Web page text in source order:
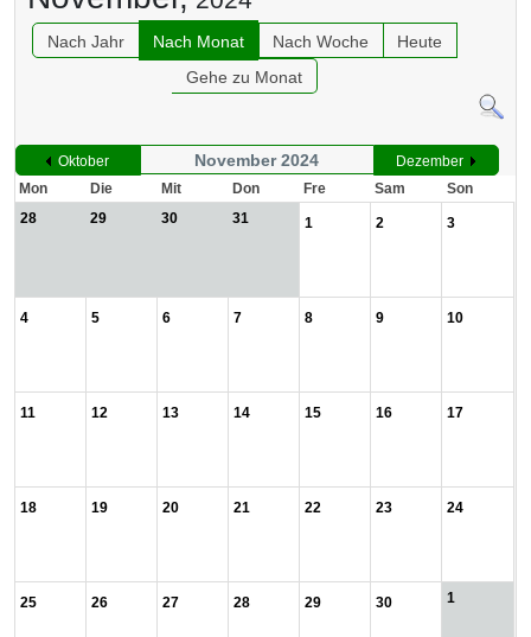
Nach Jahr Nach Monat Nach Woche
Heute
Gehe zu Monat
Oktober November 2024
Dezember
Mon
Die Mit Don Fre Sam
Son
28
29 30 31 1 2 3
4 5 6 7 8 9 10
11 12 13 14 15 16 17
18 19 20 21 22 23 24
25 26 27 28 29 30 1